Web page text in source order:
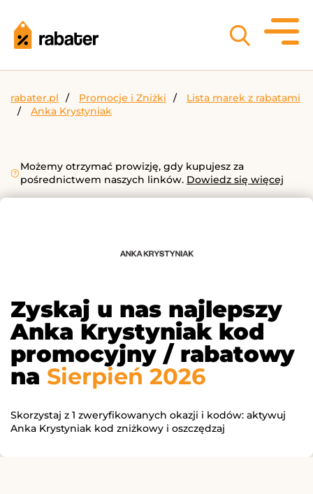
rabater.pl Promocje i Zniżki
Lista marek z rabatami
Anka Krystyniak
Możemy otrzymać prowizję, gdy kupujesz za
pośrednictwem naszych linków. Dowiedz się więcej
Zyskaj u nas najlepszy
Anka Krystyniak kod
promocyjny / rabatowy
na Sierpień 2026
Skorzystaj z 1 zweryfikowanych okazji i kodów: aktywuj
Anka Krystyniak kod zniżkowy i oszczędzaj